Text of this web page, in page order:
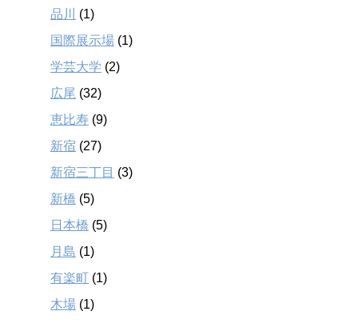
品川
(1)
国際展示場 (1)
学芸大学 (2)
広尾 (32)
恵比寿 (9)
新宿 (27)
新宿三丁目 (3)
新橋 (5)
日本橋 (5)
月島 (1)
有楽町 (1)
木場 (1)